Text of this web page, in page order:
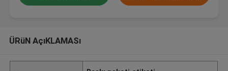
ÜRüN AçıKLAMASı